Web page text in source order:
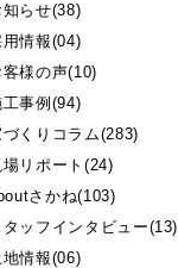
知らせ(38)
用情報(04)
客様の声(10)
工事例(94)
づくりコラム(283)
場リポート(24)
さかね(103)
タッフインタビュー(13)
地情報(06)